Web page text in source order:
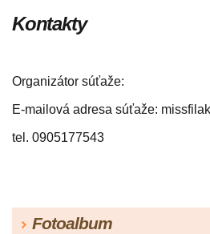
Kontakty
Organizátor súťaže:
E-mailová adresa súťaže:
tel. 0905177543
Fotoalbum